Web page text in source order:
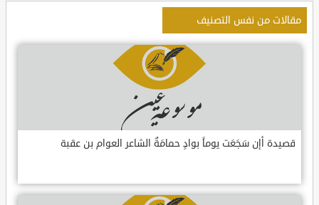
مقالات من نفس التصنيف
قصيدة أإن سَجَعَت يوماً بوادٍ حمامَةٌ الشاعر العوام بن عقبة